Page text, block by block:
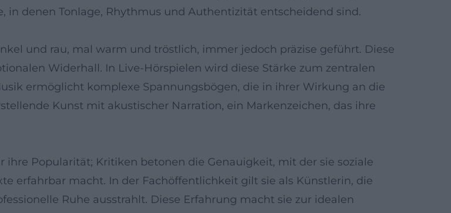
denen Tonlage, Rhythmus und Authentizität entscheidend sind.
und rau, mal warm und tröstlich, immer jedoch präzise geführt. Diese
Widerhall. In Live-Hörspielen wird diese Stärke zum zentralen
ermöglicht komplexe Spannungsbögen, die in ihrer Wirkung an die
Kunst mit akustischer Narration, ein Markenzeichen, das ihre
Popularität; Kritiken betonen die Genauigkeit, mit der sie soziale
erfahrbar macht. In der Fachöffentlichkeit gilt sie als Künstlerin, die
Ruhe ausstrahlt. Diese Erfahrung macht sie zur idealen